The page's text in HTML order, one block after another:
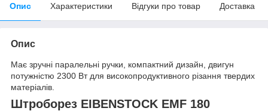
Опис Характеристики Відгуки про товар Доставка
Опис
Має зручні паралельні ручки, компактний дизайн, двигун
потужністю 2300 Вт для високопродуктивного різання твердих
матеріалів.
Штроборез EIBENSTOCK EMF 180